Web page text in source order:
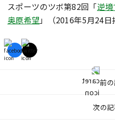
スポーツのツボ第82回「逆
奥原希望」（2016年5月24日
前
次の